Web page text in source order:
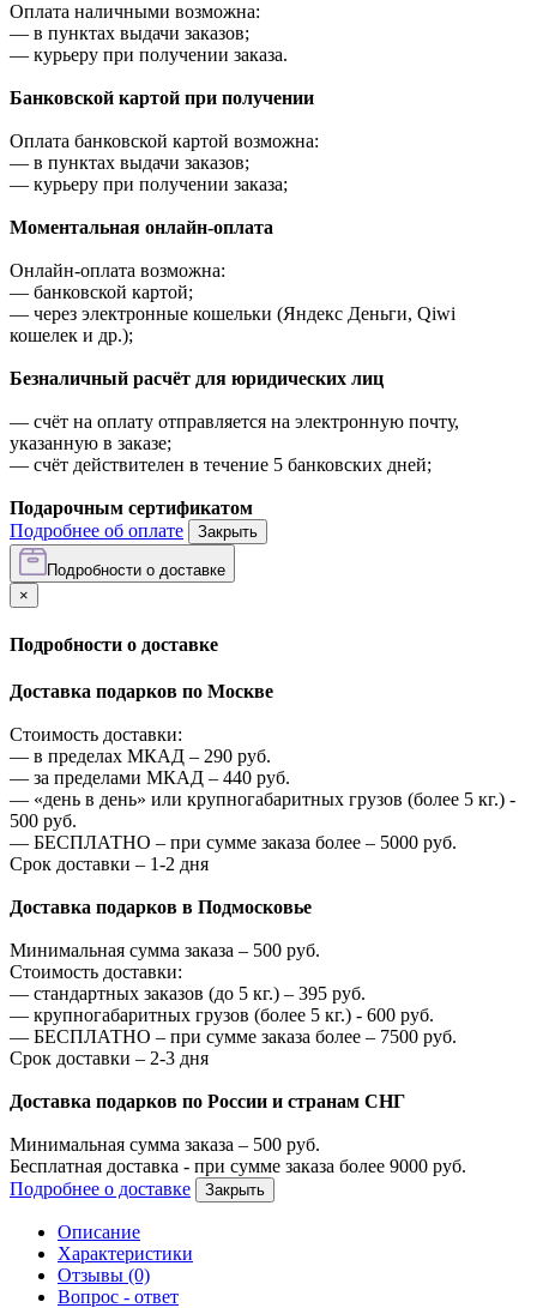
Оплата наличными возможна:
— в пунктах выдачи заказов;
— курьеру при получении заказа.
Банковской картой при получении
Оплата банковской картой возможна:
— в пунктах выдачи заказов;
— курьеру при получении заказа;
Моментальная онлайн-оплата
Онлайн-оплата возможна:
— банковской картой;
— через электронные кошельки (Яндекс Деньги, Qiwi
кошелек и др.);
Безналичный расчёт для юридических лиц
— счёт на оплату отправляется на электронную почту,
указанную в заказе;
— счёт действителен в течение 5 банковских дней;
Подарочным сертификатом
Подробнее об оплате
Закрыть
Подробности о доставке
×
Подробности о доставке
Доставка подарков по Москве
Стоимость доставки:
— в пределах МКАД – 290 руб.
— за пределами МКАД – 440 руб.
— «день в день» или крупногабаритных грузов (более 5 кг.) -
500 руб.
— БЕСПЛАТНО – при сумме заказа более – 5000 руб.
Срок доставки – 1-2 дня
Доставка подарков в Подмосковье
Минимальная сумма заказа – 500 руб.
Стоимость доставки:
— стандартных заказов (до 5 кг.) – 395 руб.
— крупногабаритных грузов (более 5 кг.) - 600 руб.
— БЕСПЛАТНО – при сумме заказа более – 7500 руб.
Срок доставки – 2-3 дня
Доставка подарков по России и странам СНГ
Минимальная сумма заказа – 500 руб.
Бесплатная доставка - при сумме заказа более 9000 руб.
Подробнее о доставке
Закрыть
Описание
Характеристики
Отзывы (0)
Вопрос - ответ